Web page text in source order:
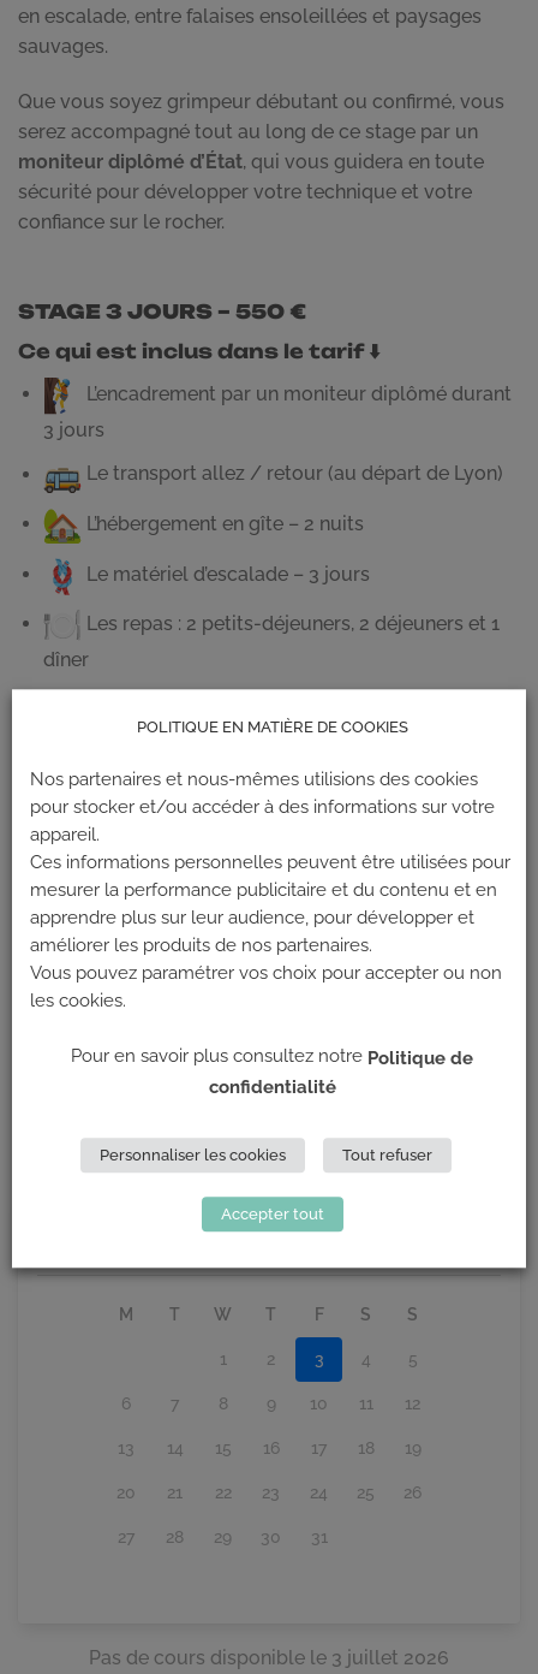
en escalade, entre falaises ensoleillées et paysages
sauvages.
Que vous soyez grimpeur débutant ou confirmé, vous
serez accompagné tout au long de ce stage par un
moniteur diplômé d’État, qui vous guidera en toute
sécurité pour développer votre technique et votre
confiance sur le rocher.
STAGE 3 JOURS – 550 €
Ce qui est inclus dans le tarif ⬇️
L’encadrement par un moniteur diplômé durant
3 jours
Le transport allez / retour (au départ de Lyon)
L’hébergement en gîte – 2 nuits
Le matériel d’escalade – 3 jours
Les repas : 2 petits-déjeuners, 2 déjeuners et 1
dîner
1er déjeuner à la charge du participants (repas tiré du
Le dîner du deuxième soir se fera librement au
restaurant, à la charge des participants — l’occasion de
découvrir la gastronomie locale en bonne compagnie !
PRÉREQUIS
⚠️ autonomie en moulinette obligatoire pour participer
INSCRIPTIONS
POLITIQUE EN MATIÈRE DE COOKIES
Nos partenaires et nous-mêmes utilisions des cookies
pour stocker et/ou accéder à des informations sur votre
appareil.
Ces informations personnelles peuvent être utilisées pour
mesurer la performance publicitaire et du contenu et en
apprendre plus sur leur audience, pour développer et
améliorer les produits de nos partenaires.
Vous pouvez paramétrer vos choix pour accepter ou non
les cookies.
Pour en savoir plus consultez notre Politique de
confidentialité
Personnaliser les cookies Tout refuser
Accepter tout